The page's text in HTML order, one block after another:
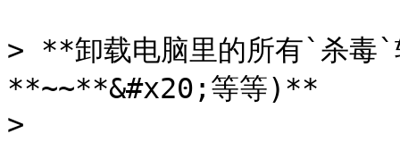
> **卸载电脑里的所有`杀
**~~**&#x20;等等)**
>